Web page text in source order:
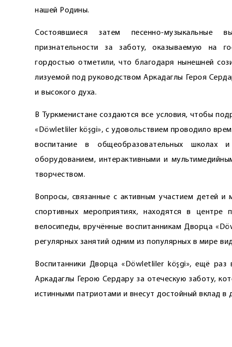
нашей Родины.
Состоявшиеся затем песенно-­музыкальные
признательности за заботу, оказываемую на
гордостью отметили, что благодаря нынешней
лизуемой под руководством Аркадаглы Героя
и высокого духа.
В Туркменистане создаются все условия, чтобы
«Döwletliler köşgi», с удовольствием проводило
воспитание в общеобразовательных школах
оборудованием, интерактивными и
творчеством.
Вопросы, связанные с активным участием детей
спортивных мероприятиях, находятся в центре
велосипеды, вручённые воспитанникам Дворца
регулярных занятий одним из популярных в мире
Воспитанники Дворца «Döwletliler köşgi», ещё раз
Аркадаглы Герою Сердару за отеческую заботу,
истинными патриотами и внесут достойный вклад